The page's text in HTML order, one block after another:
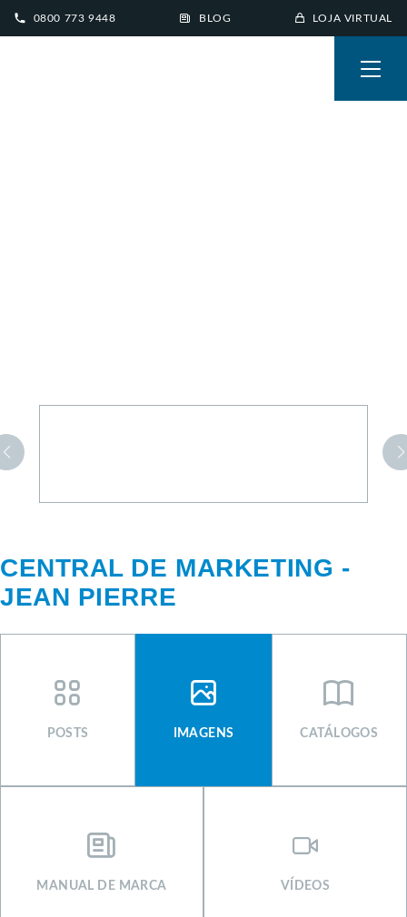
0800 773 9448 BLOG LOJA VIRTUAL
CENTRAL DE MARKETING
SIGNUS
CENTRAL DE MARKETING -
JEAN PIERRE
POSTS IMAGENS CATÁLOGOS
MANUAL DE MARCA VÍDEOS